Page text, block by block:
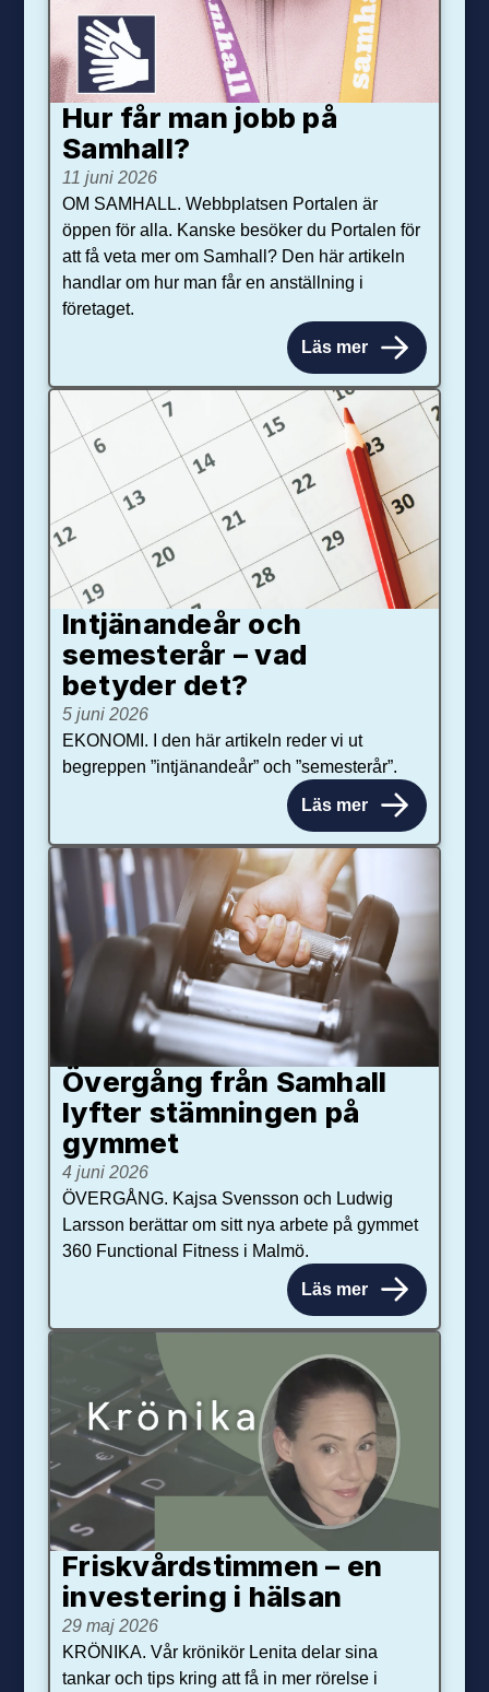
Hur får man jobb på
Samhall?
11 juni 2026
OM SAMHALL. Webbplatsen Portalen är
öppen för alla. Kanske besöker du Portalen för
att få veta mer om Samhall? Den här artikeln
handlar om hur man får en anställning i
företaget.
Läs mer
Intjänandeår och
semesterår – vad
betyder det?
5 juni 2026
EKONOMI. I den här artikeln reder vi ut
begreppen ”intjänandeår” och ”semesterår”.
Läs mer
Övergång från Samhall
lyfter stämningen på
gymmet
4 juni 2026
ÖVERGÅNG. Kajsa Svensson och Ludwig
Larsson berättar om sitt nya arbete på gymmet
360 Functional Fitness i Malmö.
Läs mer
Friskvårdstimmen – en
investering i hälsan
29 maj 2026
KRÖNIKA. Vår krönikör Lenita delar sina
tankar och tips kring att få in mer rörelse i